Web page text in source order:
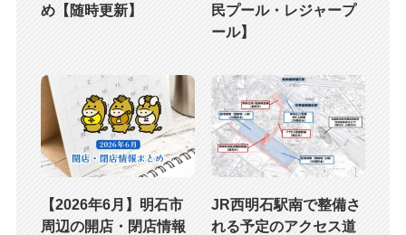
め【随時更新】
民プール・レジャープ
ール】
【2026年6月】明石市
周辺の開店・閉店情報
JR西明石駅南で整備さ
れる予定のアクセス道